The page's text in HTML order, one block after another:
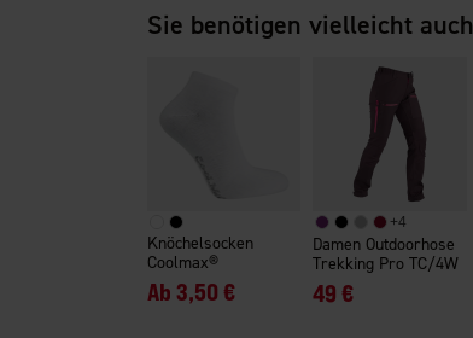
Sie benötigen vielleicht auch
Knöchelsocken
Coolmax®
Ab 3,50 €
+4
Damen Outdoorhose
Trekking Pro TC/4W
49 €